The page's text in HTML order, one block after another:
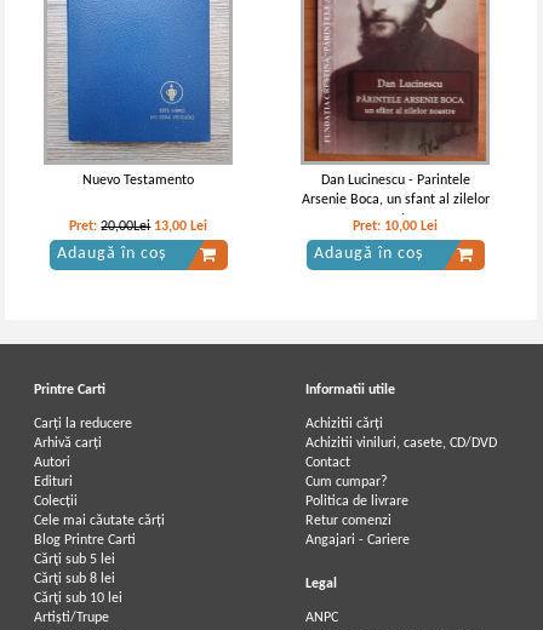
Nuevo Testamento
Pret:20,00Lei 13,00 Lei
Adaugă în coș
Dan Lucinescu - Parintele
Arsenie Boca, un sfant al zilelor
noastre
Pret: 10,00 Lei
Adaugă în coș
Printre Carti
Carți la reducere
Arhivă carți
Autori
Edituri
Colecții
Cele mai căutate cărți
Blog Printre Carti
Cărţi sub 5 lei
Cărţi sub 8 lei
Cărţi sub 10 lei
Artiști/Trupe
Informatii utile
Achizitii cărți
Achizitii viniluri, casete, CD/DVD
Contact
Cum cumpar?
Politica de livrare
Retur comenzi
Angajari - Cariere
Legal
ANPC